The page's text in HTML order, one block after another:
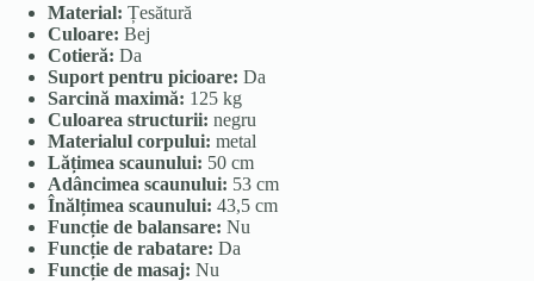
Material: Țesătură
Culoare: Bej
Cotieră: Da
Suport pentru picioare: Da
Sarcină maximă: 125 kg
Culoarea structurii: negru
Materialul corpului: metal
Lățimea scaunului: 50 cm
Adâncimea scaunului: 53 cm
Înălțimea scaunului: 43,5 cm
Funcție de balansare: Nu
Funcție de rabatare: Da
Funcție de masaj: Nu